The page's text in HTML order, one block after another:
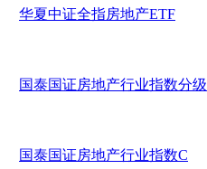
华夏中证全指房地产ETF
国泰国证房地产行业指数分级
国泰国证房地产行业指数C